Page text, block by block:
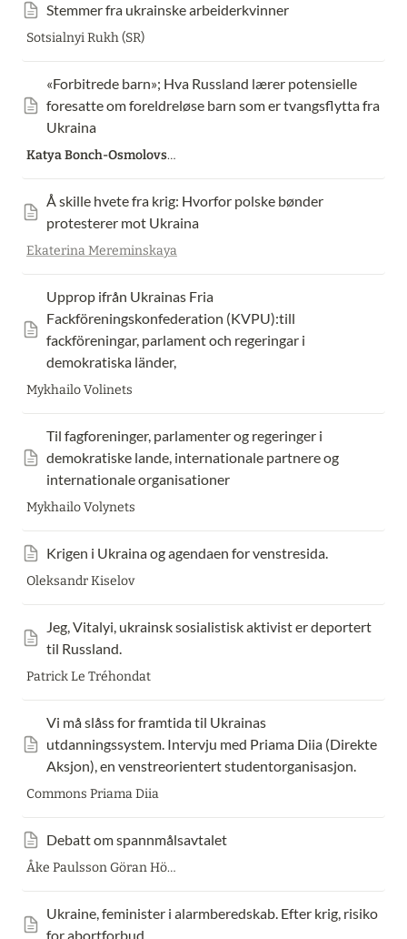
Stemmer fra ukrainske arbeiderkvinner
Sotsialnyi Rukh (SR)
«Forbitrede barn»; Hva Russland lærer potensielle
foresatte om foreldreløse barn som er tvangsflytta fra
Ukraina
Katya Bonch-Osmolovskaya
Å skille hvete fra krig: Hvorfor polske bønder
protesterer mot Ukraina
Ekaterina Mereminskaya
Upprop ifrån Ukrainas Fria
Fackföreningskonfederation (KVPU):till
fackföreningar, parlament och regeringar i
demokratiska länder,
Mykhailo Volinets
Til fagforeninger, parlamenter og regeringer i
demokratiske lande, internationale partnere og
internationale organisationer
Mykhailo Volynets
Krigen i Ukraina og agendaen for venstresida.
Oleksandr Kiselov
Jeg, Vitalyi, ukrainsk sosialistisk aktivist er deportert
til Russland.
Patrick Le Tréhondat
Vi må slåss for framtida til Ukrainas
utdanningssystem. Intervju med Priama Diia (Direkte
Aksjon), en venstreorientert studentorganisasjon.
Commons Priama Diia
Debatt om spannmålsavtalet
Åke Paulsson Göran Högberg
Ukraine, feminister i alarmberedskab. Efter krig, risiko
for abortforbud